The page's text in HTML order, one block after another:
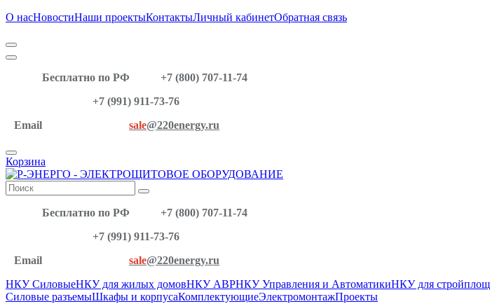
О насНовостиНаши проектыКонтактыЛичный кабинетОбратная связь
Бесплатно по РФ
+7 (800) 707-11-74
+7 (991) 911-73-76
Email
sale@220energy.ru
Корзина
Бесплатно по РФ
+7 (800) 707-11-74
+7 (991) 911-73-76
Email
sale@220energy.ru
НКУ СиловыеНКУ для жилых домовНКУ АВРНКУ Управления и АвтоматикиНКУ для
Силовые разъемыШкафы и корпусаКомплектующиеЭлектромонтажПроекты